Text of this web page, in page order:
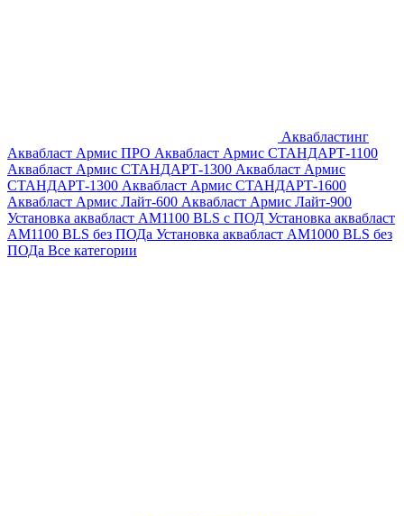
Аквабластинг
Аквабласт Армис ПРО Аквабласт Армис СТАНДАРТ-1100
Аквабласт Армис СТАНДАРТ-1300 Аквабласт Армис
СТАНДАРТ-1300 Аквабласт Армис СТАНДАРТ-1600
Аквабласт Армис Лайт-600 Аквабласт Армис Лайт-900
Установка аквабласт AM1100 BLS с ПОД Установка аквабласт
AM1100 BLS без ПОДа Установка аквабласт AM1000 BLS без
ПОДа Все категории